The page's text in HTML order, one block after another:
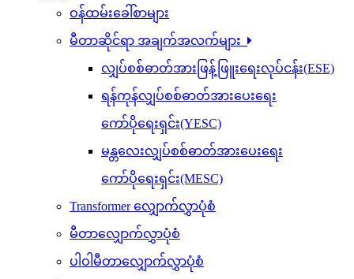
ဝန်ထမ်းခေါ်စာများ
မီတာဆိုင်ရာ အချက်အလက်များ
လျှပ်စစ်ဓာတ်အားဖြန့်ဖြူးရေးလုပ်ငန်း(ESE)
ရန်ကုန်လျှပ်စစ်ဓာတ်အားပေးရေး
ကော်ပိုရေးရှင်း(YESC)
မန္တလေးလျှပ်စစ်ဓာတ်အားပေးရေး
ကော်ပိုရေးရှင်း(MESC)
Transformer လျှောက်လွှာပုံစံ
မီတာလျှောက်လွှာပုံစံ
ပါဝါမီတာလျှောက်လွှာပုံစံ